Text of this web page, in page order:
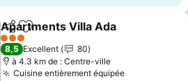
PartagerAjouter à mes favoris
Apartments Villa Ada
3 Étoiles
8,5 Excellent
80
à 4.3 km de : Centre-ville
Cuisine entièrement équipée